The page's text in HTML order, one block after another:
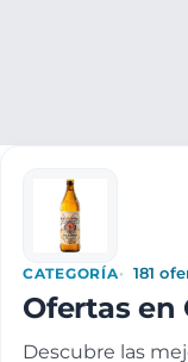
CATEGORÍA 181
Ofertas en
Descubre las